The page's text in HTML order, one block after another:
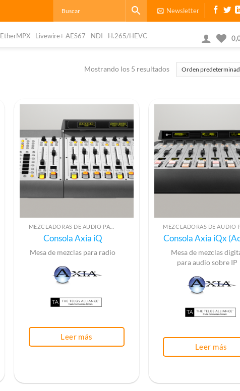
Newsletter
EtherMPX Livewire+ AES67 NDI H.265/HEVC
Mostrando los 5 resultados
Consola Axia iQ
Mesa de mezclas para radio
Leer más
Consola Axia iQx
Mesa de mezclas
para audio sobre IP
Leer más